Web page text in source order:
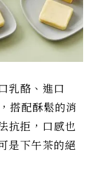
乳酪、進口
搭配酥鬆的消
抗拒，口感也
是下午茶的絕